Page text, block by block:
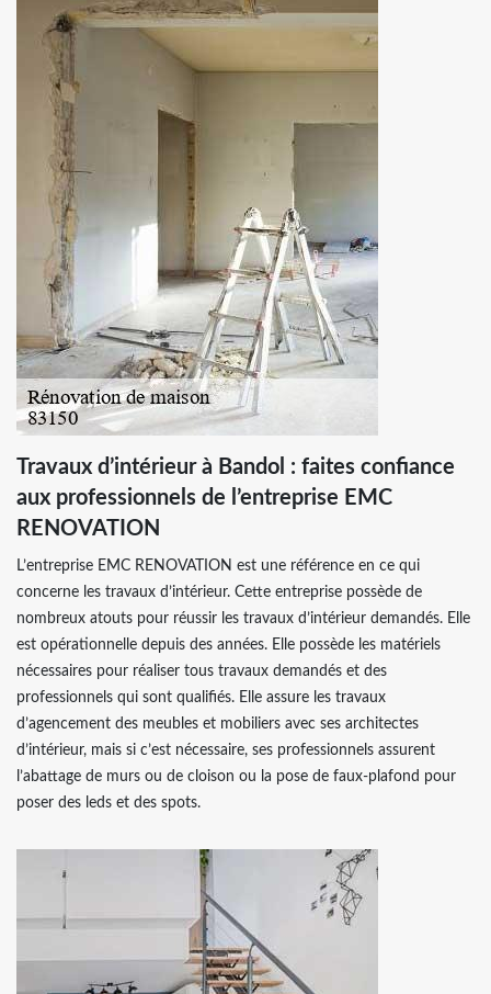
Travaux d’intérieur à Bandol : faites confiance
aux professionnels de l’entreprise EMC
RENOVATION
L’entreprise EMC RENOVATION est une référence en ce qui
concerne les travaux d’intérieur. Cette entreprise possède de
nombreux atouts pour réussir les travaux d’intérieur demandés. Elle
est opérationnelle depuis des années. Elle possède les matériels
nécessaires pour réaliser tous travaux demandés et des
professionnels qui sont qualifiés. Elle assure les travaux
d’agencement des meubles et mobiliers avec ses architectes
d’intérieur, mais si c’est nécessaire, ses professionnels assurent
l’abattage de murs ou de cloison ou la pose de faux-plafond pour
poser des leds et des spots.